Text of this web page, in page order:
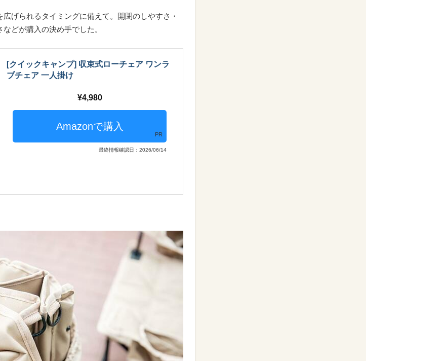
げられるタイミングに備えて。開閉のしやすさ・
どが購入の決め手でした。
[クイックキャンプ] 収束式ローチェア ワンラ
ブチェア 一人掛け
4,980
PR
最終情報確認日：2026/06/14